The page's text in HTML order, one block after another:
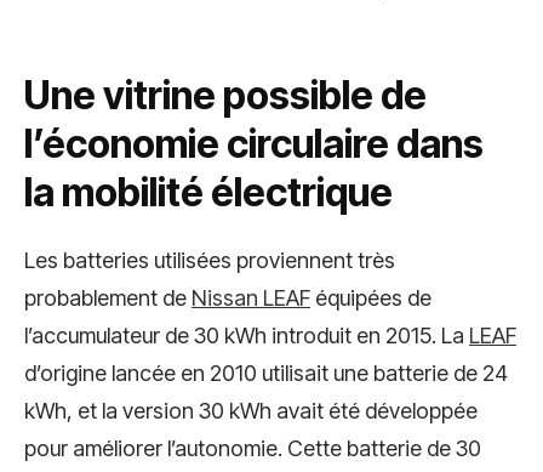
Une vitrine possible de
l’économie circulaire dans
la mobilité électrique
Les batteries utilisées proviennent très
probablement de Nissan LEAF équipées de
l’accumulateur de 30 kWh introduit en 2015. La LEAF
d’origine lancée en 2010 utilisait une batterie de 24
kWh, et la version 30 kWh avait été développée
pour améliorer l’autonomie. Cette batterie de 30